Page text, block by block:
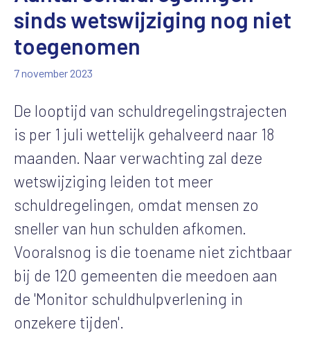
sinds wetswijziging nog niet
toegenomen
7 november 2023
De looptijd van schuldregelingstrajecten
is per 1 juli wettelijk gehalveerd naar 18
maanden. Naar verwachting zal deze
wetswijziging leiden tot meer
schuldregelingen, omdat mensen zo
sneller van hun schulden afkomen.
Vooralsnog is die toename niet zichtbaar
bij de 120 gemeenten die meedoen aan
de 'Monitor schuldhulpverlening in
onzekere tijden'.